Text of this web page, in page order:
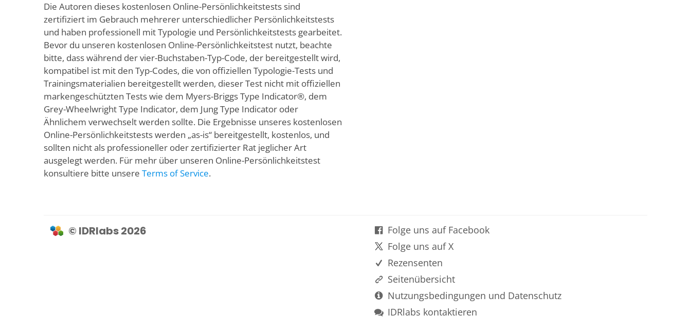
Die Autoren dieses kostenlosen Online-Persönlichkeitstests sind
zertifiziert im Gebrauch mehrerer unterschiedlicher Persönlichkeitstests
und haben professionell mit Typologie und Persönlichkeitstests gearbeitet.
Bevor du unseren kostenlosen Online-Persönlichkeitstest nutzt, beachte
bitte, dass während der vier-Buchstaben-Typ-Code, der bereitgestellt wird,
kompatibel ist mit den Typ-Codes, die von offiziellen Typologie-Tests und
Trainingsmaterialien bereitgestellt werden, dieser Test nicht mit offiziellen
markengeschützten Tests wie dem Myers-Briggs Type Indicator®, dem
Grey-Wheelwright Type Indicator, dem Jung Type Indicator oder
Ähnlichem verwechselt werden sollte. Die Ergebnisse unseres kostenlosen
Online-Persönlichkeitstests werden „as-is“ bereitgestellt, kostenlos, und
sollten nicht als professioneller oder zertifizierter Rat jeglicher Art
ausgelegt werden. Für mehr über unseren Online-Persönlichkeitstest
konsultiere bitte unsere Terms of Service.
© IDRlabs 2026
Folge uns auf Facebook
Folge uns auf X
Rezensenten
Seitenübersicht
Nutzungsbedingungen und Datenschutz
IDRlabs kontaktieren